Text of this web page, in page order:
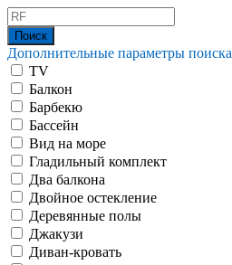
Дополнительные параметры поиска
TV
Балкон
Барбекю
Бассейн
Вид на море
Гладильный комплект
Два балкона
Двойное остекление
Деревянные полы
Джакузи
Диван-кровать